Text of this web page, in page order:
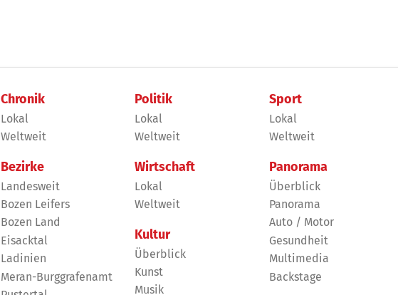
Chronik
Lokal
Weltweit
Bezirke
Landesweit
Bozen Leifers
Bozen Land
Eisacktal
Ladinien
Meran-Burggrafenamt
Politik
Lokal
Weltweit
Wirtschaft
Lokal
Weltweit
Kultur
Überblick
Kunst
Musik
Sport
Lokal
Weltweit
Panorama
Überblick
Panorama
Auto / Motor
Gesundheit
Multimedia
Backstage